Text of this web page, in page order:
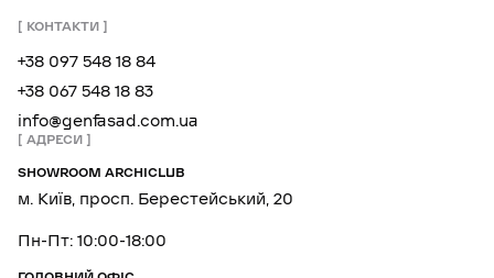
КОНТАКТИ
+38 097 548 18 84
+38 067 548 18 83
info@genfasad.com.ua
АДРЕСИ
SHOWROOM ARCHICLUB
м. Київ, просп. Берестейський, 20
Пн-Пт: 10:00-18:00